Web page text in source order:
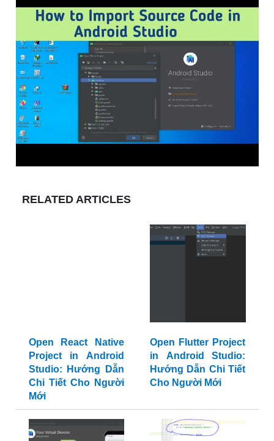
RELATED ARTICLES
Open React Native
Project in Android
Studio: Hướng Dẫn
Chi Tiết Cho Người
Mới
Open Flutter Project
in Android Studio:
Hướng Dẫn Chi Tiết
Cho Người Mới